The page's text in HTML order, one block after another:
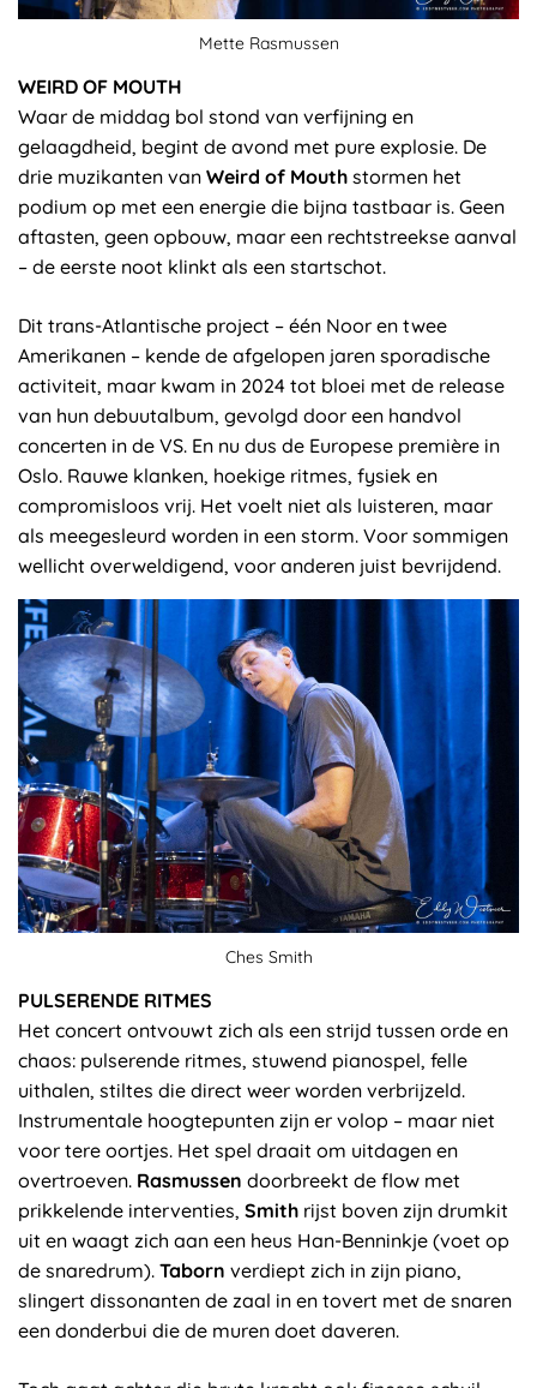
Mette Rasmussen
WEIRD OF MOUTH
Waar de middag bol stond van verfijning en
gelaagdheid, begint de avond met pure explosie. De
drie muzikanten van Weird of Mouth stormen het
podium op met een energie die bijna tastbaar is. Geen
aftasten, geen opbouw, maar een rechtstreekse aanval
– de eerste noot klinkt als een startschot.
Dit trans-Atlantische project – één Noor en twee
Amerikanen – kende de afgelopen jaren sporadische
activiteit, maar kwam in 2024 tot bloei met de release
van hun debuutalbum, gevolgd door een handvol
concerten in de VS. En nu dus de Europese première in
Oslo. Rauwe klanken, hoekige ritmes, fysiek en
compromisloos vrij. Het voelt niet als luisteren, maar
als meegesleurd worden in een storm. Voor sommigen
wellicht overweldigend, voor anderen juist bevrijdend.
Ches Smith
PULSERENDE RITMES
Het concert ontvouwt zich als een strijd tussen orde en
chaos: pulserende ritmes, stuwend pianospel, felle
uithalen, stiltes die direct weer worden verbrijzeld.
Instrumentale hoogtepunten zijn er volop – maar niet
voor tere oortjes. Het spel draait om uitdagen en
overtroeven. Rasmussen doorbreekt de flow met
prikkelende interventies, Smith rijst boven zijn drumkit
uit en waagt zich aan een heus Han-Benninkje (voet op
de snaredrum). Taborn verdiept zich in zijn piano,
slingert dissonanten de zaal in en tovert met de snaren
een donderbui die de muren doet daveren.